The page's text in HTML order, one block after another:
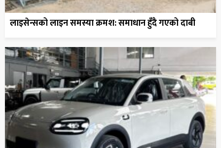
लाइसेन्सको लाइन समस्या क्रमश: समाधान हुँदै गएको दाबी